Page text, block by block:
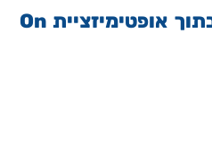
תתי אופטימיזציות בתוך אופטימיזציית On